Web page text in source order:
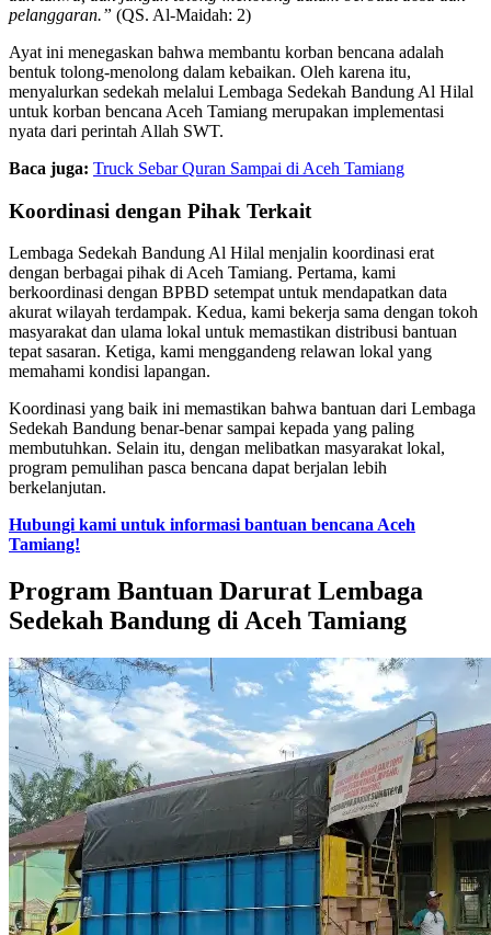
pelanggaran.” (QS. Al-Maidah: 2)
Ayat ini menegaskan bahwa membantu korban bencana adalah
bentuk tolong-menolong dalam kebaikan. Oleh karena itu,
menyalurkan sedekah melalui Lembaga Sedekah Bandung Al Hilal
untuk korban bencana Aceh Tamiang merupakan implementasi
nyata dari perintah Allah SWT.
Baca juga: Truck Sebar Quran Sampai di Aceh Tamiang
Koordinasi dengan Pihak Terkait
Lembaga Sedekah Bandung Al Hilal menjalin koordinasi erat
dengan berbagai pihak di Aceh Tamiang. Pertama, kami
berkoordinasi dengan BPBD setempat untuk mendapatkan data
akurat wilayah terdampak. Kedua, kami bekerja sama dengan tokoh
masyarakat dan ulama lokal untuk memastikan distribusi bantuan
tepat sasaran. Ketiga, kami menggandeng relawan lokal yang
memahami kondisi lapangan.
Koordinasi yang baik ini memastikan bahwa bantuan dari Lembaga
Sedekah Bandung benar-benar sampai kepada yang paling
membutuhkan. Selain itu, dengan melibatkan masyarakat lokal,
program pemulihan pasca bencana dapat berjalan lebih
berkelanjutan.
Hubungi kami untuk informasi bantuan bencana Aceh
Tamiang!
Program Bantuan Darurat Lembaga
Sedekah Bandung di Aceh Tamiang